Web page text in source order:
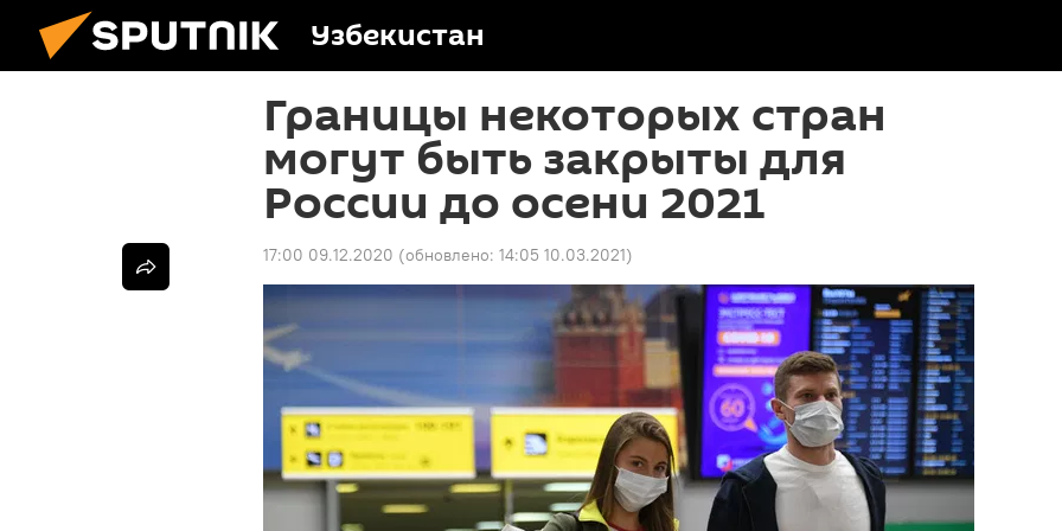
Узбекистан
Границы некоторых стран
могут быть закрыты для
России до осени 2021
17:00 09.12.2020 (обновлено: 14:05 10.03.2021)